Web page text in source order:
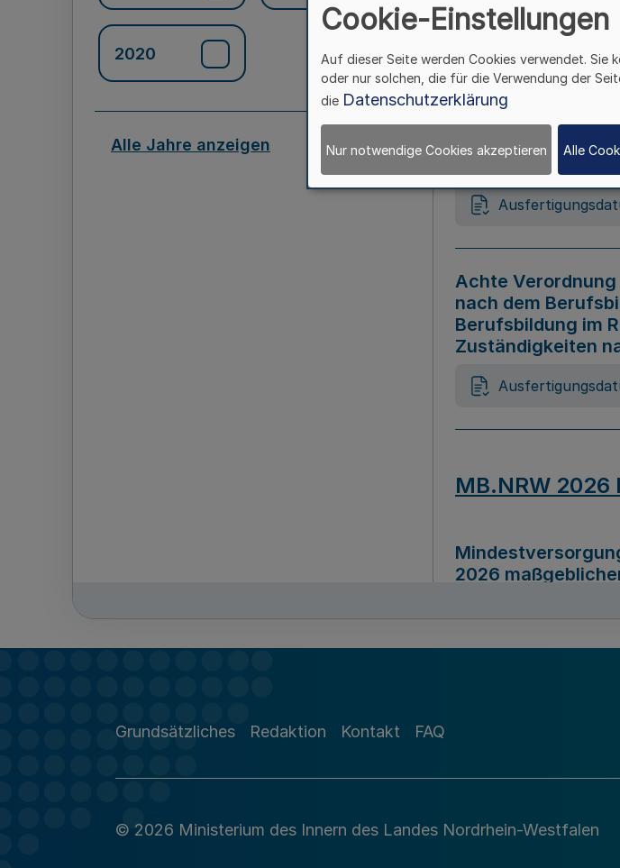
2020
Alle Jahre anzeigen
Gesetz zur
Gesetz zur
Achte
nach dem
Berufsbildung im
Zuständigkeiten
MB.NRW 2026
2026
Richtlinie zur
Grundsätzliches Redaktion Kontakt FAQ
© 2026 Ministerium des Innern des Landes Nordrhein-Westfalen
Cookie-Einstellungen
Auf dieser Seite werden Cookies verwendet. Sie
oder nur solchen, die für die Verwendung der
die Datenschutzerklärung
Nur notwendige Cookies akzeptieren Alle